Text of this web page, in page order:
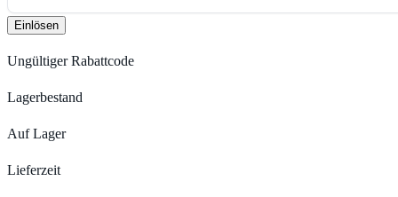
Einlösen
Ungültiger Rabattcode
Lagerbestand
Auf Lager
Lieferzeit